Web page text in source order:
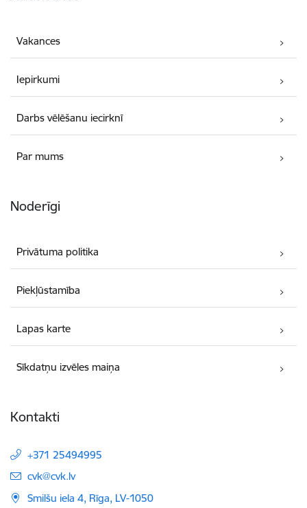
Vakances
Iepirkumi
Darbs vēlēšanu iecirknī
Par mums
Noderīgi
Privātuma politika
Piekļūstamība
Lapas karte
Sīkdatņu izvēles maiņa
Kontakti
+371 25494995
E-pasts:
cvk@cvk.lv
Smilšu iela 4, Rīga, LV-1050